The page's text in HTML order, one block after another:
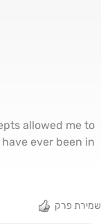
allowed me to
ever been in.
שמירת פרק